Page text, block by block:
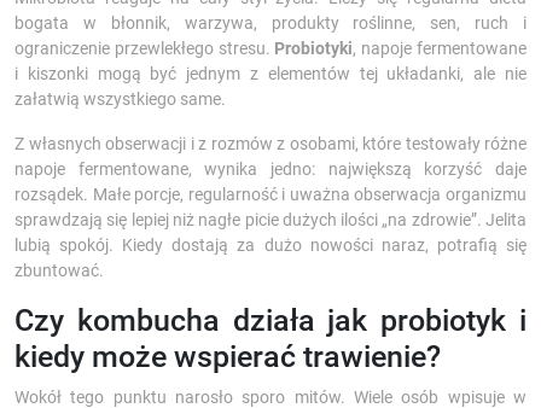
bogata w błonnik, warzywa, produkty roślinne, sen, ruch i
ograniczenie przewlekłego stresu. Probiotyki, napoje fermentowane
i kiszonki mogą być jednym z elementów tej układanki, ale nie
załatwią wszystkiego same.
Z własnych obserwacji i z rozmów z osobami, które testowały różne
napoje fermentowane, wynika jedno: największą korzyść daje
rozsądek. Małe porcje, regularność i uważna obserwacja organizmu
sprawdzają się lepiej niż nagłe picie dużych ilości „na zdrowie”. Jelita
lubią spokój. Kiedy dostają za dużo nowości naraz, potrafią się
zbuntować.
Czy kombucha działa jak probiotyk i
kiedy może wspierać trawienie?
Wokół tego punktu narosło sporo mitów. Wiele osób wpisuje w